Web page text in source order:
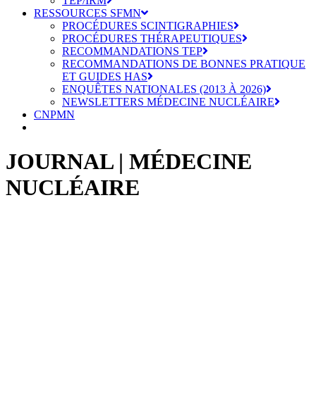
RESSOURCES SFMN
PROCÉDURES SCINTIGRAPHIES
PROCÉDURES THÉRAPEUTIQUES
RECOMMANDATIONS TEP
RECOMMANDATIONS DE BONNES PRATIQUE
ET GUIDES HAS
ENQUÊTES NATIONALES (2013 À 2026)
NEWSLETTERS MÉDECINE NUCLÉAIRE
CNPMN
JOURNAL | MÉDECINE
NUCLÉAIRE